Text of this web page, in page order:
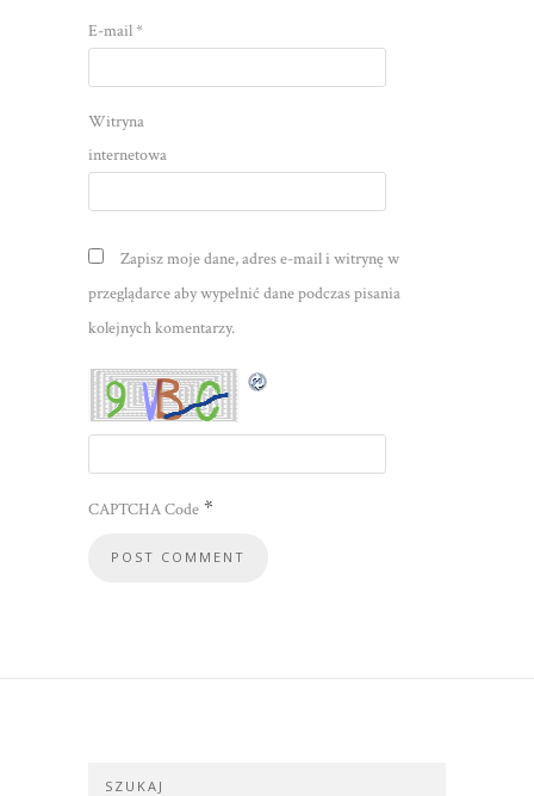
E-mail*
Witryna
internetowa
Zapisz moje dane, adres e-mail i witrynę w
przeglądarce aby wypełnić dane podczas pisania
kolejnych komentarzy.
CAPTCHA Code *
SZUKAJ